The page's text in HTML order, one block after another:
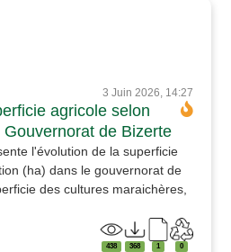
3 Juin 2026, 14:27
agricole selon
de Bizerte
l'évolution de la superficie
(ha) dans le gouvernorat de
des cultures maraichères,
438 368 1 0